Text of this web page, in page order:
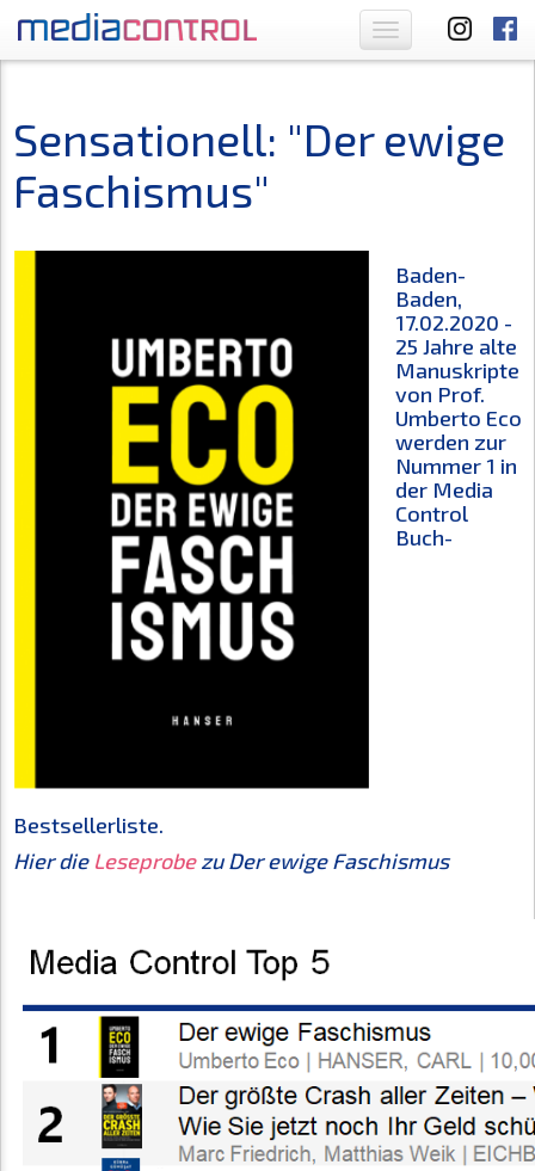
Toggle
navigation
Sensationell: "Der ewige
Faschismus"
Baden-
Baden,
17.02.2020 -
25 Jahre alte
Manuskripte
von Prof.
Umberto Eco
werden zur
Nummer 1 in
der Media
Control
Buch-
Bestsellerliste.
Hier die Leseprobe zu Der ewige Faschismus